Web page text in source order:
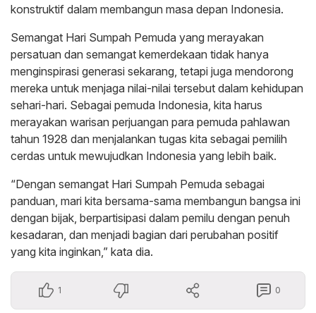
konstruktif dalam membangun masa depan Indonesia.
Semangat Hari Sumpah Pemuda yang merayakan
persatuan dan semangat kemerdekaan tidak hanya
menginspirasi generasi sekarang, tetapi juga mendorong
mereka untuk menjaga nilai-nilai tersebut dalam kehidupan
sehari-hari. Sebagai pemuda Indonesia, kita harus
merayakan warisan perjuangan para pemuda pahlawan
tahun 1928 dan menjalankan tugas kita sebagai pemilih
cerdas untuk mewujudkan Indonesia yang lebih baik.
“Dengan semangat Hari Sumpah Pemuda sebagai
panduan, mari kita bersama-sama membangun bangsa ini
dengan bijak, berpartisipasi dalam pemilu dengan penuh
kesadaran, dan menjadi bagian dari perubahan positif
yang kita inginkan,” kata dia.
1 0